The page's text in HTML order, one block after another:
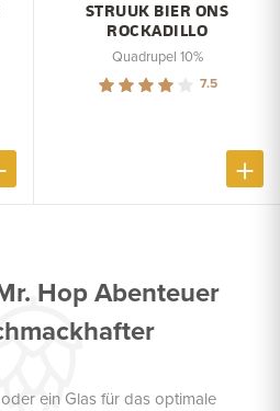
STRUUK BIER ONS
ROCKADILLO
Quadrupel 10%
7.5
Hop Abenteuer
ein Glas für das optimale